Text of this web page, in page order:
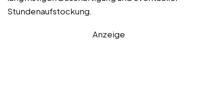
Stundenaufstockung.
Anzeige